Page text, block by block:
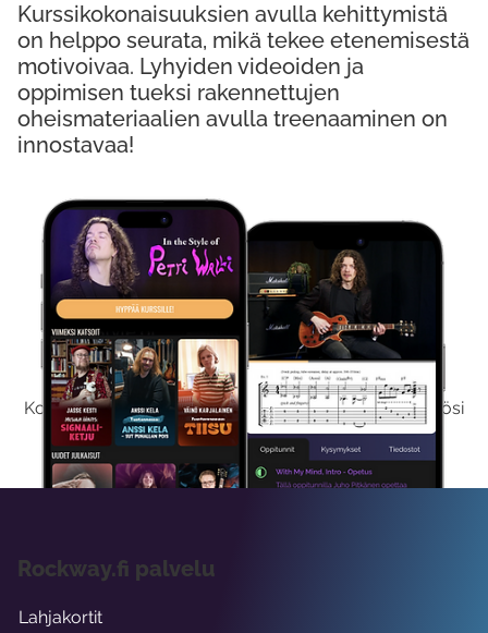
Kokeile Ilmaiseksi
Kokeilemalla ilmaiseksi saat koko sisältömme käyttöösi
viikon ajaksi.
Kurssikokonaisuuksien avulla kehittymistä
on helppo seurata, mikä tekee etenemisestä
motivoivaa. Lyhyiden videoiden ja
oppimisen tueksi rakennettujen
oheismateriaalien avulla treenaaminen on
innostavaa!
Rockway.fi palvelu
Lahjakortit